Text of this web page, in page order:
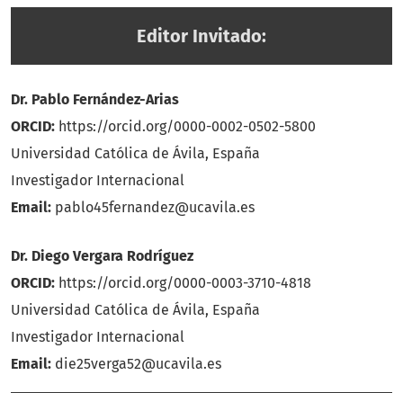
Editor Invitado:
Dr. Pablo Fernández-Arias
ORCID: https://orcid.org/0000-0002-0502-5800
Universidad Católica de Ávila, España
Investigador Internacional
Email: pablo45fernandez@ucavila.es
Dr. Diego Vergara Rodríguez
ORCID: https://orcid.org/0000-0003-3710-4818
Universidad Católica de Ávila, España
Investigador Internacional
Email: die25verga52@ucavila.es